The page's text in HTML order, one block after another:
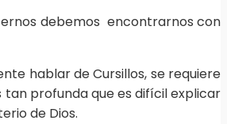
debemos encontrarnos con
hablar de Cursillos, se requiere
tan profunda que es difícil explicar
de Dios.